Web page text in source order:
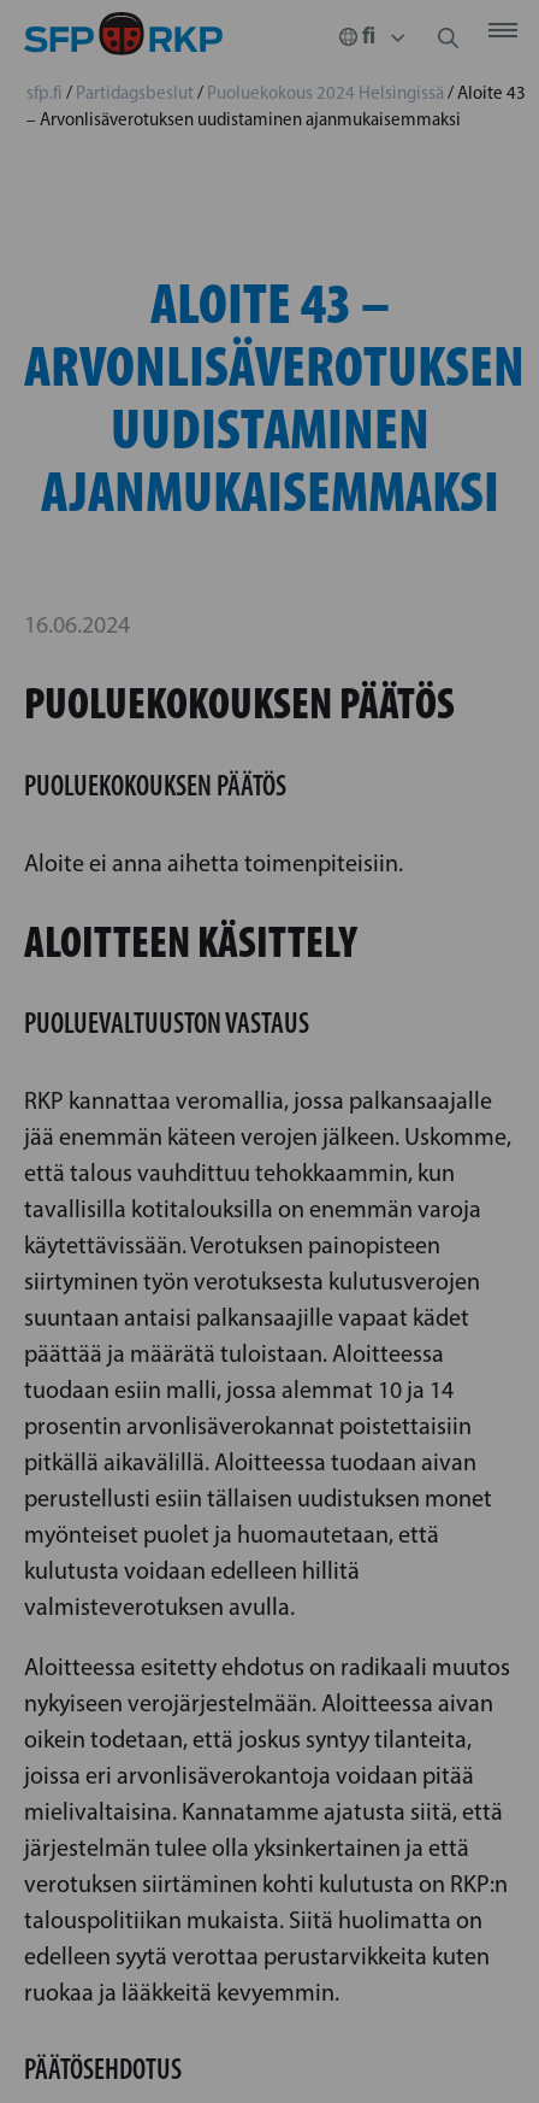
sfp.fi / Partidagsbeslut/ Puoluekokous 2024 Helsingissä /Aloite 43
– Arvonlisäverotuksen uudistaminen ajanmukaisemmaksi
ALOITE 43 –
ARVONLISÄVEROTUKSEN
UUDISTAMINEN
AJANMUKAISEMMAKSI
16.06.2024
PUOLUEKOKOUKSEN PÄÄTÖS
PUOLUEKOKOUKSEN PÄÄTÖS
Aloite ei anna aihetta toimenpiteisiin.
ALOITTEEN KÄSITTELY
PUOLUEVALTUUSTON VASTAUS
RKP kannattaa veromallia, jossa palkansaajalle
jää enemmän käteen verojen jälkeen. Uskomme,
että talous vauhdittuu tehokkaammin, kun
tavallisilla kotitalouksilla on enemmän varoja
käytettävissään. Verotuksen painopisteen
siirtyminen työn verotuksesta kulutusverojen
suuntaan antaisi palkansaajille vapaat kädet
päättää ja määrätä tuloistaan. Aloitteessa
tuodaan esiin malli, jossa alemmat 10 ja 14
prosentin arvonlisäverokannat poistettaisiin
pitkällä aikavälillä. Aloitteessa tuodaan aivan
perustellusti esiin tällaisen uudistuksen monet
myönteiset puolet ja huomautetaan, että
kulutusta voidaan edelleen hillitä
valmisteverotuksen avulla.
Aloitteessa esitetty ehdotus on radikaali muutos
nykyiseen verojärjestelmään. Aloitteessa aivan
oikein todetaan, että joskus syntyy tilanteita,
joissa eri arvonlisäverokantoja voidaan pitää
mielivaltaisina. Kannatamme ajatusta siitä, että
järjestelmän tulee olla yksinkertainen ja että
verotuksen siirtäminen kohti kulutusta on RKP:n
talouspolitiikan mukaista. Siitä huolimatta on
edelleen syytä verottaa perustarvikkeita kuten
ruokaa ja lääkkeitä kevyemmin.
PÄÄTÖSEHDOTUS